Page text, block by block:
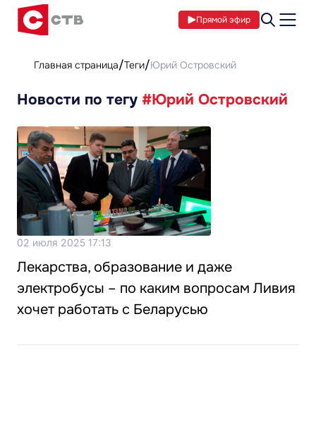
Прямой эфир
Главная страница Теги Юрий Островский
Новости по тегу #Юрий Островский
02 июля 2025 17:13
Лекарства, образование и даже
электробусы – по каким вопросам Ливия
хочет работать с Беларусью